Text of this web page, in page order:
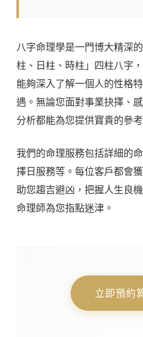
八字命理學是一門博大精深
柱、日柱、時柱」四柱八字
能夠深入了解一個人的性格
遇。無論您面對事業抉擇、
分析都能為您提供寶貴的參
我們的命理服務包括詳細的
擇日服務等。每位客戶都會
助您趨吉避凶，把握人生良
命理師為您指點迷津。
立即預約